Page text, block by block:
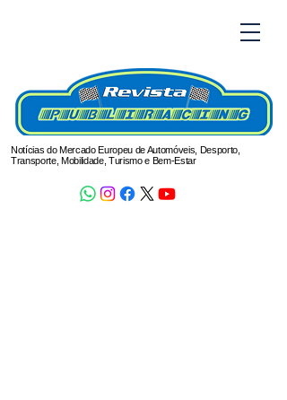
Notícias do Mercado Europeu de Automóveis, Desporto,
Transporte, Mobilidade, Turismo e Bem-Estar